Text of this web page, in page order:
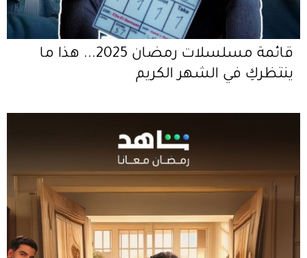
قائمة مسلسلات رمضان 2025... هذا ما
ينتظركِ في الشهر الكريم